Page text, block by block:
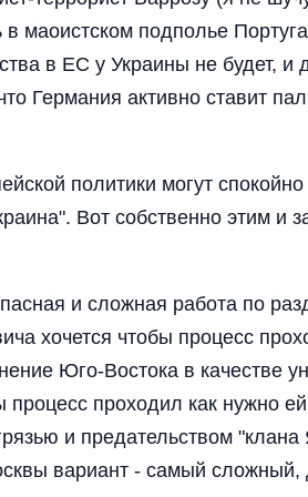
маоистском подполье
в ЕС у Украины не будет, и
Германия активно ставит
политики могут спокойно
Вот собственно этим и
и сложная работа по
хочется чтобы процесс
Юго-Востока в качестве
процесс проходил как нужно
и предательством "клана
вариант - самый сложный,